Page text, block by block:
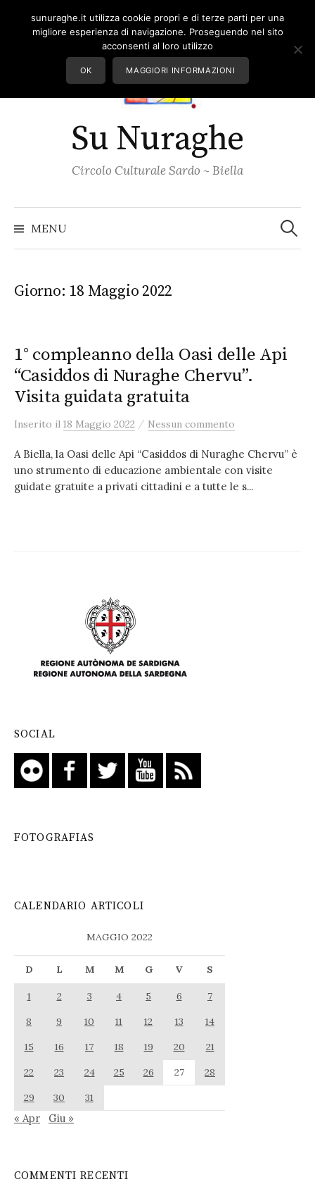
Su Nuraghe
Circolo Culturale Sardo ~ Biella
MENU per:
Giorno: 18 Maggio 2022
1° compleanno della Oasi delle Api
“Casiddos di Nuraghe Chervu”.
Visita guidata gratuita
Inserito il 18 Maggio 2022 / Nessun commento
A Biella, la Oasi delle Api “Casiddos di Nuraghe Chervu” è
uno strumento di educazione ambientale con visite
guidate gratuite a privati cittadini e a tutte le s...
SOCIAL
FOTOGRAFIAS
CALENDARIO ARTICOLI
MAGGIO 2022
D L M M G V S
1 2 3 4 5 6
7
8
9 10 11 12 13
14
15
16 17 18 19 20
21
22
23 24 25 26 27
28
29
30 31
« Apr Giu »
COMMENTI RECENTI
sunuraghe.it utilizza cookie propri e di terze parti per una
migliore esperienza di navigazione. Proseguendo nel sito
acconsenti al loro utilizzo
OK MAGGIORI INFORMAZIONI